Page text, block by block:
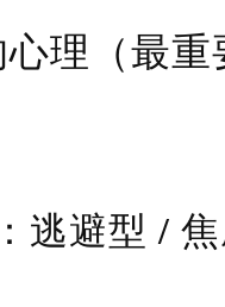
理（最
逃避型 /